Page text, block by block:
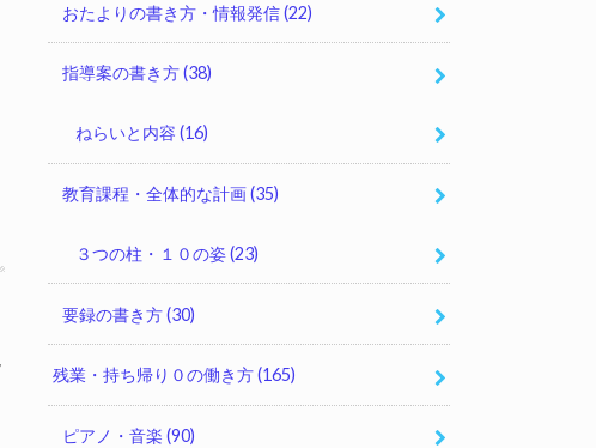
おたよりの書き方・情報発信(22)
指導案の書き方(38)
ねらいと内容(16)
教育課程・全体的な計画(35)
３つの柱・１０の姿(23)
要録の書き方(30)
残業・持ち帰り０の働き方(165)
ピアノ・音楽 (90)